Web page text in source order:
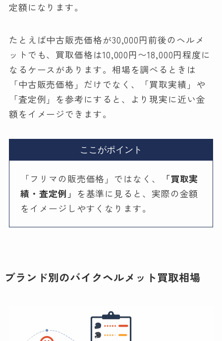
定額になります。
たとえば中古販売価格が30,000円前後のヘルメ
ットでも、買取価格は10,000円〜18,000円程度に
なるケースがあります。相場を調べるときは
「中古販売価格」だけでなく、「買取実績」や
「査定例」を参考にすると、より現実に近い金
額をイメージできます。
ここがポイント
「フリマの販売価格」ではなく、
「買取実
績・査定例」 を基準に見ると、実際の金額
をイメージしやすくなります。
ブランド別のバイクヘルメット買取相場